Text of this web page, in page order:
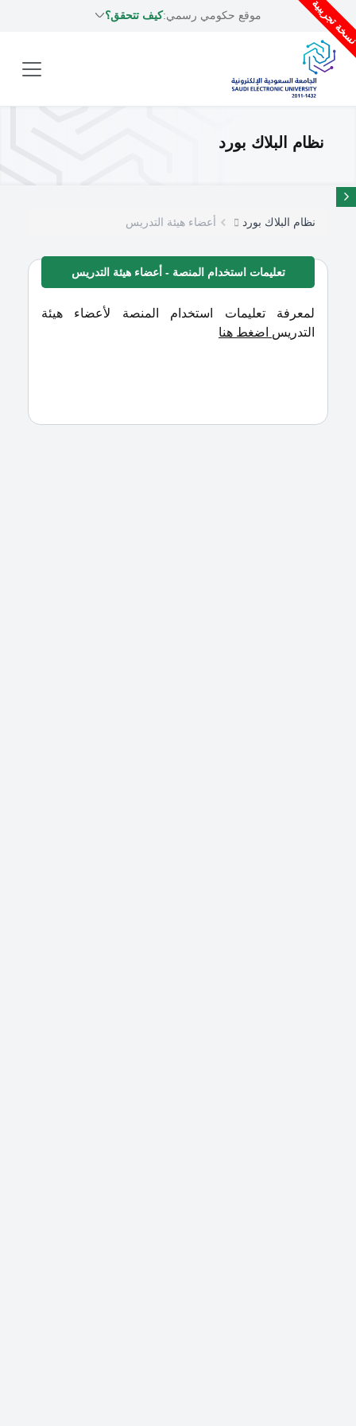
تجريبية موقع حكومي رسمي:كيف تتحقق؟
نظام البلاك بورد
نظام البلاك بورد أعضاء هيئة التدريس
تعليمات استخدام المنصة - أعضاء هيئة التدريس
لمعرفة تعليمات استخدام المنصة لأعضاء هيئة
التدريس اضغط هنا